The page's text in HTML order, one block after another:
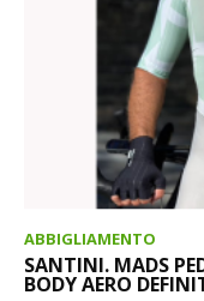
ABBIGLIAMENTO
SANTINI. MADS
BODY AERO